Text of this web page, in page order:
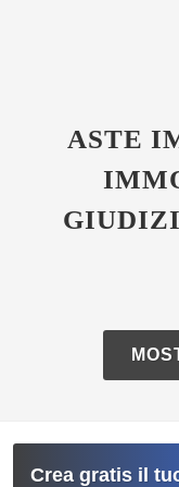
ASTE
Crea gratis il